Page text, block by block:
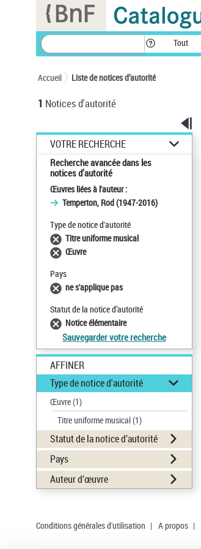
Tout
Accueil Liste de notices d’autorité
1 Notices d'autorité
VOTRE RECHERCHE
Recherche avancée dans les
notices d’autorité
Œuvres liées à l'auteur :
Temperton, Rod (1947-2016)
Type de notice d'autorité
Titre uniforme musical
Œuvre
Pays
ne s'applique pas
Statut de la notice d’autorité
Notice élémentaire
Sauvegarder votre recherche
AFFINER
Type de notice d'autorité
Œuvre(1)
Titre uniforme musical(1)
Statut de la notice d’autorité
Pays
Auteur d’œuvre
Conditions générales d'utilisation | A propos |
Panneau de gestion des cookies